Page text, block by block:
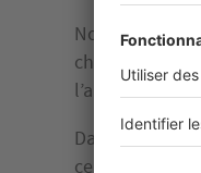
Notez que
changement
l’appartement.
Dans cette
certaines